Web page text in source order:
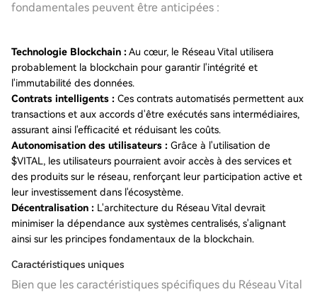
fondamentales peuvent être anticipées :
Technologie Blockchain : Au cœur, le Réseau Vital utilisera
probablement la blockchain pour garantir l'intégrité et
l'immutabilité des données.
Contrats intelligents : Ces contrats automatisés permettent aux
transactions et aux accords d'être exécutés sans intermédiaires,
assurant ainsi l'efficacité et réduisant les coûts.
Autonomisation des utilisateurs : Grâce à l'utilisation de
$VITAL, les utilisateurs pourraient avoir accès à des services et
des produits sur le réseau, renforçant leur participation active et
leur investissement dans l'écosystème.
Décentralisation : L'architecture du Réseau Vital devrait
minimiser la dépendance aux systèmes centralisés, s'alignant
ainsi sur les principes fondamentaux de la blockchain.
Caractéristiques uniques
Bien que les caractéristiques spécifiques du Réseau Vital